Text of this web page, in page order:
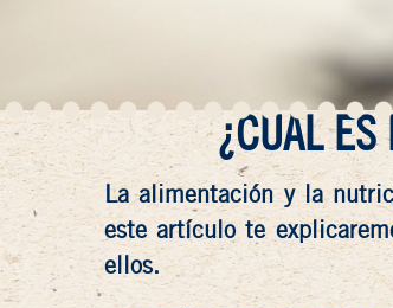
¿CUÁL ES
La alimentación y la
este artículo te
ellos.